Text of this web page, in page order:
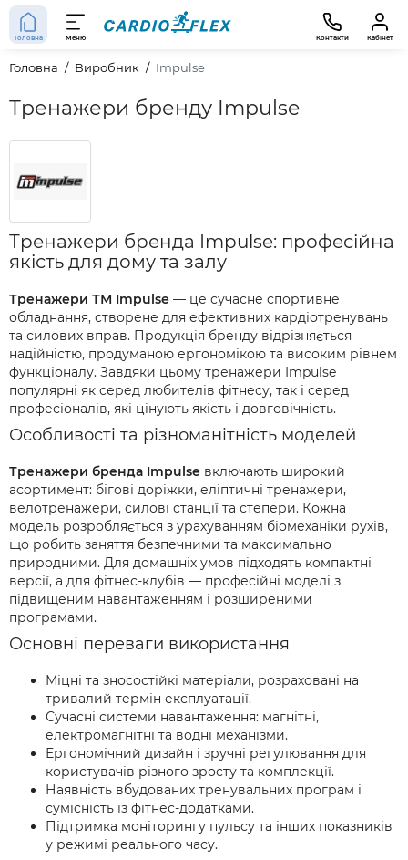
Головна Меню Контакти Кабінет
Головна Виробник Impulse
Тренажери бренду Impulse
Тренажери бренда Impulse: професійна
якість для дому та залу
Тренажери ТМ Impulse — це сучасне спортивне
обладнання, створене для ефективних кардіотренувань
та силових вправ. Продукція бренду відрізняється
надійністю, продуманою ергономікою та високим рівнем
функціоналу. Завдяки цьому тренажери Impulse
популярні як серед любителів фітнесу, так і серед
професіоналів, які цінують якість і довговічність.
Особливості та різноманітність моделей
Тренажери бренда Impulse включають широкий
асортимент: бігові доріжки, еліптичні тренажери,
велотренажери, силові станції та степери. Кожна
модель розробляється з урахуванням біомеханіки рухів,
що робить заняття безпечними та максимально
природними. Для домашніх умов підходять компактні
версії, а для фітнес-клубів — професійні моделі з
підвищеним навантаженням і розширеними
програмами.
Основні переваги використання
Міцні та зносостійкі матеріали, розраховані на
тривалий термін експлуатації.
Сучасні системи навантаження: магнітні,
електромагнітні та водні механізми.
Ергономічний дизайн і зручні регулювання для
користувачів різного зросту та комплекції.
Наявність вбудованих тренувальних програм і
сумісність із фітнес-додатками.
Підтримка моніторингу пульсу та інших показників
у режимі реального часу.